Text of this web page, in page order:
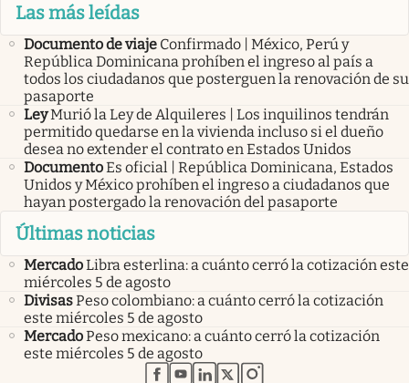
Las más leídas
Documento de viaje Confirmado | México, Perú y
República Dominicana prohíben el ingreso al país a
todos los ciudadanos que posterguen la renovación de su
pasaporte
LeyMurió la Ley de Alquileres | Los inquilinos tendrán
permitido quedarse en la vivienda incluso si el dueño
desea no extender el contrato en Estados Unidos
DocumentoEs oficial | República Dominicana, Estados
Unidos y México prohíben el ingreso a ciudadanos que
hayan postergado la renovación del pasaporte
Últimas noticias
MercadoLibra esterlina: a cuánto cerró la cotización este
miércoles 5 de agosto
DivisasPeso colombiano: a cuánto cerró la cotización
este miércoles 5 de agosto
MercadoPeso mexicano: a cuánto cerró la cotización
este miércoles 5 de agosto
abre en nueva pestaña
abre en nueva pestaña
abre en nueva pestaña
abre en nueva pestaña
abre en nueva pestaña